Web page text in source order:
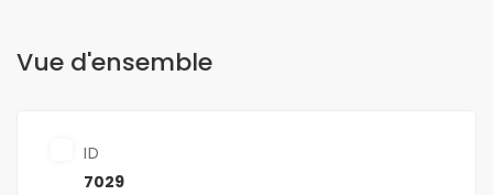
Vue d'ensemble
ID
7029